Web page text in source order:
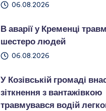
06.08.2026
В аварії у Кременці
шестеро людей
06.08.2026
У Козівській громаді
зіткнення з вантажівкою
травмувався водій